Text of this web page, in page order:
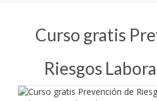
Curso gratis
Riesgos